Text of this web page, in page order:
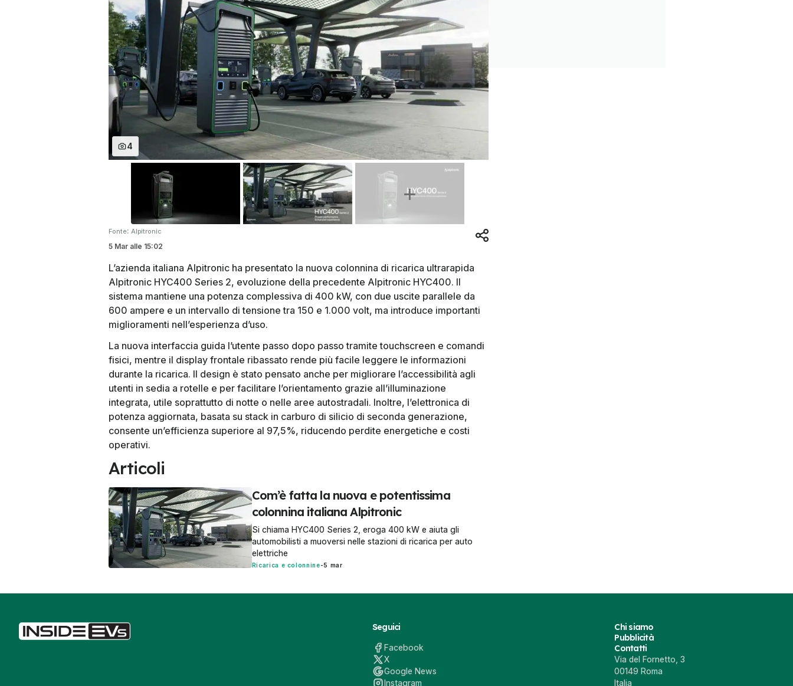
4
Fonte: Alpitronic
5 Mar alle 15:02
L’azienda italiana Alpitronic ha presentato la nuova colonnina di ricarica ultrarapida
Alpitronic HYC400 Series 2, evoluzione della precedente Alpitronic HYC400. Il
sistema mantiene una potenza complessiva di 400 kW, con due uscite parallele da
600 ampere e un intervallo di tensione tra 150 e 1.000 volt, ma introduce importanti
miglioramenti nell’esperienza d’uso.
La nuova interfaccia guida l’utente passo dopo passo tramite touchscreen e comandi
fisici, mentre il display frontale ribassato rende più facile leggere le informazioni
durante la ricarica. Il design è stato pensato anche per migliorare l’accessibilità agli
utenti in sedia a rotelle e per facilitare l’orientamento grazie all’illuminazione
integrata, utile soprattutto di notte o nelle aree autostradali. Inoltre, l’elettronica di
potenza aggiornata, basata su stack in carburo di silicio di seconda generazione,
consente un’efficienza superiore al 97,5%, riducendo perdite energetiche e costi
operativi.
Articoli
Com’è fatta la nuova e potentissima
colonnina italiana Alpitronic
Si chiama HYC400 Series 2, eroga 400 kW e aiuta gli
automobilisti a muoversi nelle stazioni di ricarica per auto
elettriche
Ricarica e colonnine-5 mar
Seguici
Facebook
X
Google News
Instagram
Chi siamo
Pubblicità
Contatti
Via del Fornetto, 3
00149 Roma
Italia